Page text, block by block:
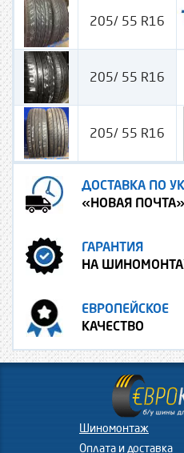
205/ 55 R16
205/ 55 R16
205/ 55 R16
ДОСТАВКА ПО
«НОВАЯ ПОЧТА»
ГАРАНТИЯ
НА
ЕВРОПЕЙСКОЕ
КАЧЕСТВО
Шиномонтаж
Оплата и доставка